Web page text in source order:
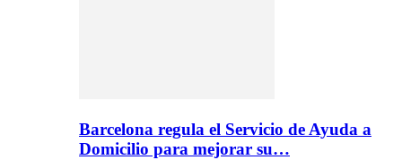
Barcelona regula el Servicio de Ayuda a
Domicilio para mejorar su…